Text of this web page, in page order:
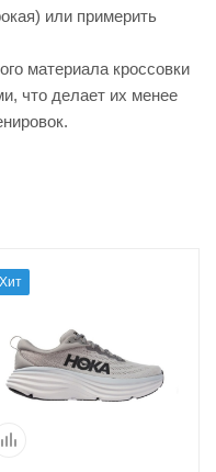
или примерить
материала кроссовки
что делает их менее
Хит